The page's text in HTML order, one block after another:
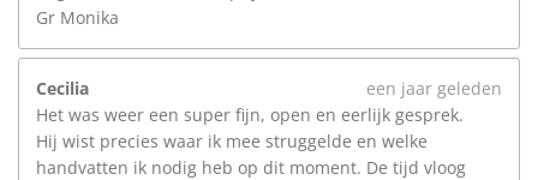
Gr Monika
Cecilia
een jaar geleden
Het was weer een super fijn, open en eerlijk gesprek.
Hij wist precies waar ik mee struggelde en welke
handvatten ik nodig heb op dit moment. De tijd vloog